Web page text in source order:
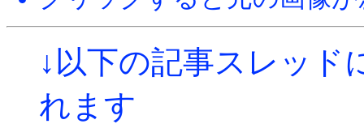
↓以下の記事スレッド
れます